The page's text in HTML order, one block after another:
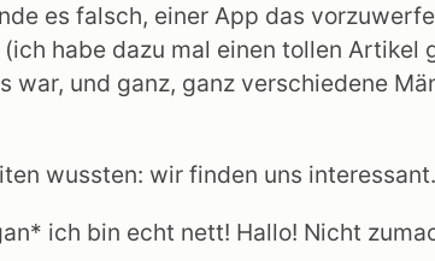
es falsch, einer App das
habe dazu mal einen tollen Artikel
und ganz, ganz verschiedene
wussten: wir finden uns interessant.
ich bin echt nett! Hallo! Nicht